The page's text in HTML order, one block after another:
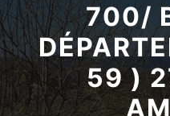
700/
59 )